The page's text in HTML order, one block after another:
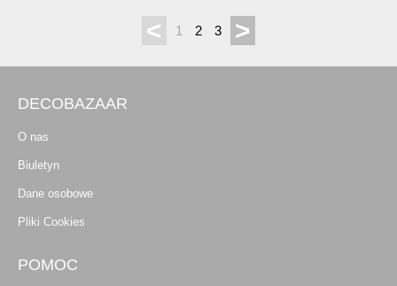
< 1 2 3 >
DECOBAZAAR
O nas
Biuletyn
Dane osobowe
Pliki Cookies
POMOC